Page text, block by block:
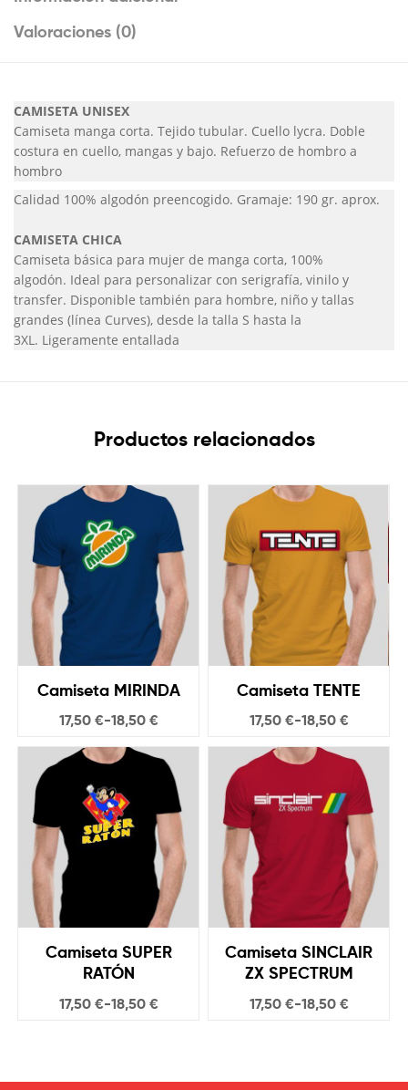
Valoraciones (0)
CAMISETA UNISEX
Camiseta manga corta. Tejido tubular. Cuello lycra. Doble
costura en cuello, mangas y bajo. Refuerzo de hombro a
hombro
Calidad 100% algodón preencogido. Gramaje: 190 gr. aprox.
CAMISETA CHICA
Camiseta básica para mujer de manga corta, 100%
algodón. Ideal para personalizar con serigrafía, vinilo y
transfer. Disponible también para hombre, niño y tallas
grandes (línea Curves), desde la talla S hasta la
3XL. Ligeramente entallada
Productos relacionados
Camiseta MIRINDA
17,50 €-18,50 €
Camiseta TENTE
17,50 €-18,50 €
Camiseta SUPER
RATÓN
17,50 €-18,50 €
Camiseta SINCLAIR
ZX SPECTRUM
17,50 €-18,50 €